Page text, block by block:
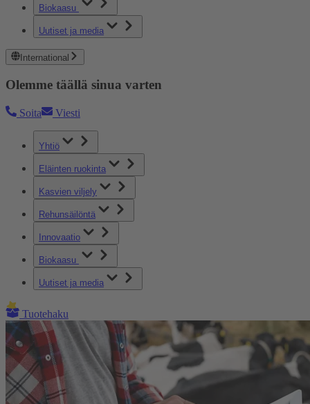
Biokaasu
Uutiset ja media
International
Olemme täällä sinua varten
Soita Viesti
Yhtiö
Eläinten ruokinta
Kasvien viljely
Rehunsäilöntä
Innovaatio
Biokaasu
Uutiset ja media
Tuotehaku